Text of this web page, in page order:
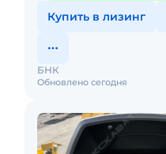
Купить в лизинг
Обновлено сегодня
БНК